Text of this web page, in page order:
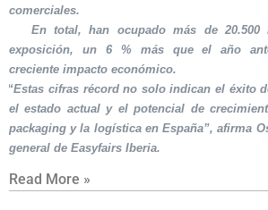
comerciales.
En total, han ocupado más de 20.500
exposición, un 6 % más que el año
creciente impacto económico.
“Estas cifras récord no solo indican el éxito
el estado actual y el potencial de
packaging y la logística en España”, afirma
general de Easyfairs Iberia.
Read More »